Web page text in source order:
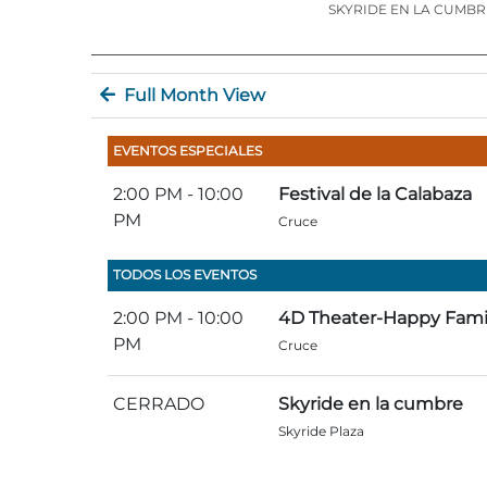
SKYRIDE EN LA
Full Month View
EVENTOS ESPECIALES
2:00 PM - 10:00
PM
Festival de la Calabaza
Cruce
TODOS LOS EVENTOS
2:00 PM - 10:00
PM
4D Theater-Happy
Cruce
CERRADO Skyride en la cumbre
Skyride Plaza